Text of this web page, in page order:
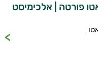
פורטה | אלכימיסט
מידע קליניים
הטבעית
את תוספי